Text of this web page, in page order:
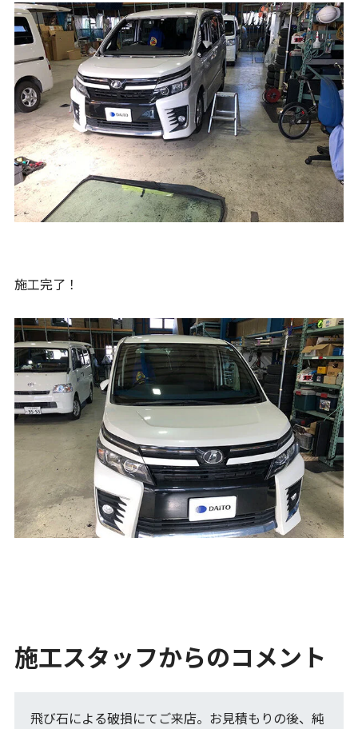
施工完了！
施工スタッフからのコメント
飛び石による破損にてご来店。お見積もりの後、純